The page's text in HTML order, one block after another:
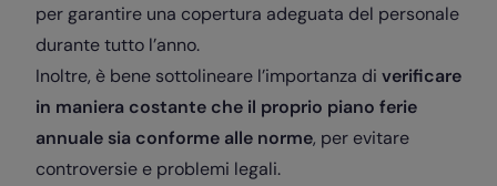
per garantire una copertura adeguata del personale
durante tutto l’anno.
Inoltre, è bene sottolineare l’importanza di verificare
in maniera costante che il proprio piano ferie
annuale sia conforme alle norme, per evitare
controversie e problemi legali.